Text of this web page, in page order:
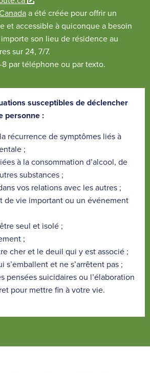
e
r
n
e
i
e
n
e
x
e
r
n
a été créée pour offrir un
et accessible à quiconque a besoin
son lieu de résidence au
sur 24, 7/7.
par téléphone ou par texto.
susceptibles de déclencher
personne :
récurrence de symptômes liés à
;
à la consommation d’alcool, de
substances ;
vos relations avec les autres ;
de vie important ou un événement
seul et isolé ;
;
cher et le deuil qui y est associé ;
s’emballent et ne s’arrêtent pas ;
pensées suicidaires ou l’élaboration
pour mettre fin à votre vie.